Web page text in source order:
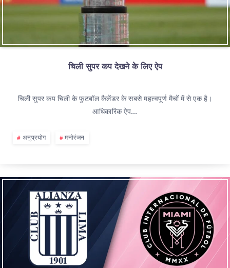
चिली सुपर कप देखने के लिए ऐप
चिली सुपर कप चिली के फुटबॉल कैलेंडर के सबसे महत्वपूर्ण मैचों में से एक है।
आधिकारिक ऐप…
अनुप्रयोग मनोरंजन